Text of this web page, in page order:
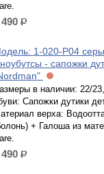
р.
1-020-P04
- сапожки
в наличии: 22/
Сапожки дутики
верха:
+ Галоша из
р.